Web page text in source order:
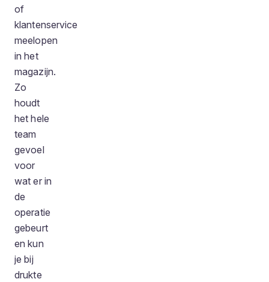
of
klantenservice
meelopen
in het
magazijn.
Zo
houdt
het hele
team
gevoel
voor
wat er in
de
operatie
gebeurt
en kun
je bij
drukte